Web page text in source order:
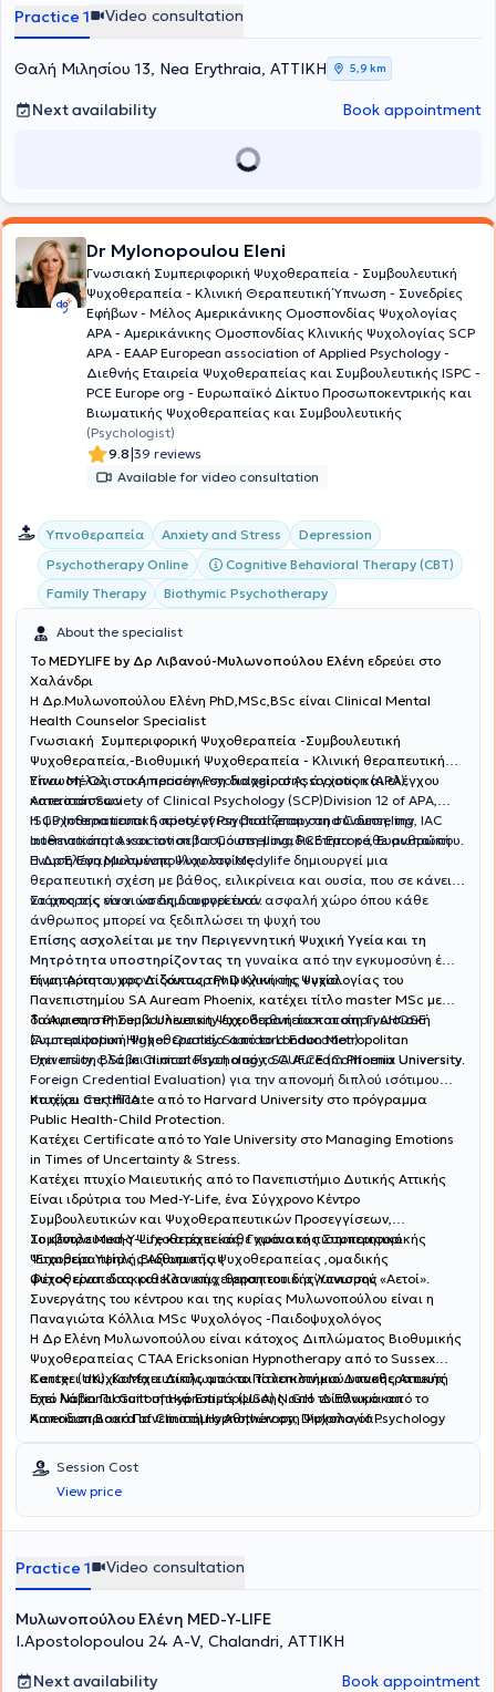
αξίζει να γίνεται κατανοητή, αποδεκτή και να αντιμετωπίζεται με τη
δέουσα φροντίδα.
Practice 1 Video consultation
Θαλή Μιλησίου 13, Nea Erythraia, ΑΤΤΙΚΗ 5,9 km
Next availability Book appointment
Dr Mylonopoulou Eleni
Γνωσιακή Συμπεριφορική Ψυχοθεραπεία - Συμβουλευτική
Ψυχοθεραπεία - Κλινική Θεραπευτική Ύπνωση - Συνεδρίες
Εφήβων - Μέλος Aμερικάνικης Ομοσπονδίας Ψυχολογίας
ΑΡΑ - Αμερικάνικης Ομοσπονδίας Κλινικής Ψυχολογίας SCP
APA - EAAP European association of Applied Psychology -
Διεθνής Εταιρεία Ψυχοθεραπείας και Συμβουλευτικής ISPC -
PCE Europe org - Ευρωπαϊκό Δίκτυο Προσωποκεντρικής και
Βιωματικής Ψυχοθεραπείας και Συμβουλευτικής
(Psychologist)
9.8|39 reviews
Available for video consultation
Υπνοθεραπεία Anxiety and Stress
Depression
Psychotherapy Online
Cognitive Behavioral Therapy (CBT)
Family Therapy
Biothymic Psychotherapy
About the specialist
To MEDYLIFE by Δρ Λιβανού-Μυλωνοπούλου Ελένη εδρεύει στο
Χαλάνδρι
H Δρ.Μυλωνοπούλου Ελένη PhD,MSc,BSc είναι Clinical Mental
Health Counselor Specialist
Γνωσιακή Συμπεριφορική Ψυχοθεραπεία -Συμβουλευτική
Ψυχοθεραπεία,-Βιοθυμική Ψυχοθεραπεία - Κλινική θεραπευτική
Ύπνωση-Ολιστική προσέγγιση διαχείρισης άγχους και ελέγχου
καταστάσεων
Είναι Μέλος στο American Psychological Association (APA),
American Society of Clinical Psychology (SCP)Division 12 of APA,
ISCP International Society of Psychotherapy and Counseling, IAC
International Association for Counselling, PCE Europe, Ευρωπαϊκή
Ένωση Εφαρμοσμένης Ψυχολογίας
Η ψυχοθεραπευτική προσέγγιση βασίζεται στη σύνδεση, την
αυθεντικότητα και τον σεβασμό στη μοναδικότητα κάθε ανθρώπου.
Η Δρ Ελένη Μυλωνοπούλου στο Medylife δημιουργεί μια
θεραπευτική σχέση με βάθος, ειλικρίνεια και ουσία, που σε κάνει
να μπορείς να νιώσεις διαφορετικά.
Στόχος της είναι να δημιουργεί έναν ασφαλή χώρο όπου κάθε
άνθρωπος μπορεί να ξεδιπλώσει τη ψυχή του
Επίσης ασχολείται με την Περιγεννητική Ψυχική Υγεία και τη
Μητρότητα υποστηρίζοντας τη γυναίκα από την εγκυμοσύνη έως
τη μητρότητα, φροντίζοντας την ψυχική της υγεία.
Είναι Αριστουχος Διδάκτωρ PhD Κλινικής Ψυχολογίας του
Πανεπιστημίου SA Auream Phoenix, κατέχει τίτλο master MSc με
διάκριση στη Συμβουλευτικη Ψυχοθεραπεία και στη Γνωσιακή
Συμπεριφορική Ψυχοθεραπεία από το London Metropolitan
University, BSc in Clinical Psychology, SA Auream Phoenix University.
Το Auream Phoenix University έχειδιεθνή πιστοποίηση AHQSE
(Accreditation Higher Quality Standard Education)
Έχει επίσης λάβει πιστοποίηση από το CUFCE (California University
Foreign Credential Evaluation) για την απονομή διπλού ισότιμου
πτυχίου στις ΗΠΑ.
Κατέχει Certificate από το Harvard University στο πρόγραμμα
Public Health-Child Protection.
Κατέχει Certificate από το Yale University στο Managing Emotions
in Times of Uncertainty & Stress.
Κατέχει πτυχίο Μαιευτικής από το Πανεπιστήμιο Δυτικής Αττικής
Είναι ιδρύτρια του Med-Y-Life, ένα Σύγχρονο Κέντρο
Συμβουλευτικών και Ψυχοθεραπευτικών Προσεγγίσεων,
Συμβουλευτικής Ψυχοθεραπείας, Γνωσιακής Συμπεριφορικής
Ψυχοθεραπείας ,Βιοθυμικής Ψυχοθεραπείας ,ομαδικής
ψυχοθεραπείας και Κλινικής θεραπευτικής Ύπνωσης .
Το κέντρο Med-Y-Life κατέχει κάθε χρόνο το πιστοποιητικό
"Εταιρεία Υψηλής Αξιοπιστίας .
Φέτος είναι διακριθείσα επιχείρηση του διαγωνισμού «Αετοί».
Συνεργάτης του κέντρου και της κυρίας Μυλωνοπούλου είναι η
Παναγιώτα Κόλλια MSc Ψυχολόγος -Παιδοψυχολόγος
Η Δρ Ελένη Μυλωνοπούλου είναι κάτοχος Διπλώματος Βιοθυμικής
Ψυχοθεραπείας CTAA Ericksonian Hypnotherapy από το Sussex
Center (UK). Κατέχει Δίπλωμα και τίτλο κλινικού υπνοθεραπευτή
από National Guilt of Hypnotists (USA) N.G.Η Δίπλωμα από το
American Board of Clinical Hypnotherapy, Diploma of Psychology
Academy of Modern Psychology στη Συμβουλευτική Αντιμετώπιση
του Κλινικού Τραύματος. Επιπροσθέτως, κατέχει Δίπλωμα
Βιοθυμικής Ψυχοθεραπείας από το Sussex Hypnotherapy Center ,
N.L.P Certificate ano to American Board of Hypnotherapy, N.L.P,
Modern Psychology Life Coach Ainwua anó Transformation
Academy TM (USA) N.L.P και Δίπλωμα από το Auspicium (UK) και
Κατεχει πτυχίο Μαιευτικής από το Πανεπιστήμιο Δυτικής Αττικής
Έχει λάβει Πιστοποιητικά Επιμόρφωσης από το Εθνικό και
Καποδιστριακό Πανεπιστήμιο Αθηνών στη Ψυχολογία
Ψυχολογίας και στα Χαρακτηριστικά και Θεραπευτικές
Εφαρμογές της Κλινικής Ύπνωσης.
Session Cost
View price
Practice 1 Video consultation
Μυλωνοπούλου Ελένη MED-Y-LIFE
I.Apostolopoulou 24 A-V, Chalandri, ΑΤΤΙΚΗ
Next availability
Book appointment